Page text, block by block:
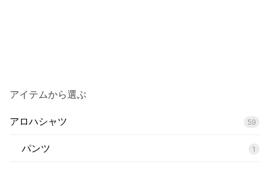
アイテムから選ぶ
アロハシャツ 59
パンツ 1